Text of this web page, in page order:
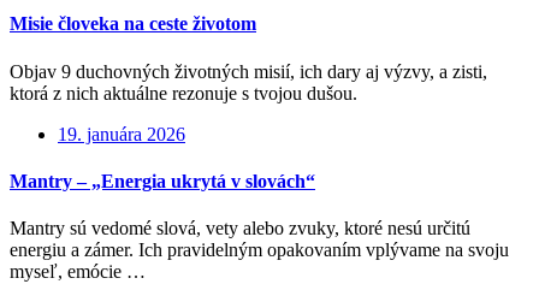
Misie človeka na ceste životom
Objav 9 duchovných životných misií, ich dary aj výzvy, a zisti,
ktorá z nich aktuálne rezonuje s tvojou dušou.
19. januára 2026
Mantry – „Energia ukrytá v slovách“
Mantry sú vedomé slová, vety alebo zvuky, ktoré nesú určitú
energiu a zámer. Ich pravidelným opakovaním vplývame na svoju
myseľ, emócie …